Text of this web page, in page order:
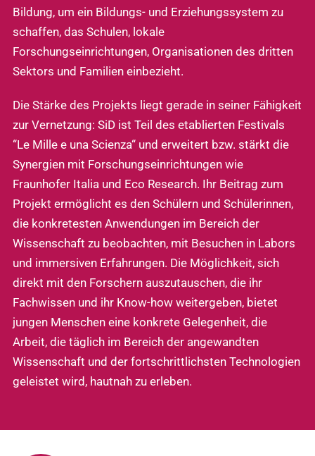
Bildung, um ein Bildungs- und Erziehungssystem zu
schaffen, das Schulen, lokale
Forschungseinrichtungen, Organisationen des dritten
Sektors und Familien einbezieht.
Die Stärke des Projekts liegt gerade in seiner Fähigkeit
zur Vernetzung: SiD ist Teil des etablierten Festivals
“Le Mille e una Scienza“ und erweitert bzw. stärkt die
Synergien mit Forschungseinrichtungen wie
Fraunhofer Italia und Eco Research. Ihr Beitrag zum
Projekt ermöglicht es den Schülern und Schülerinnen,
die konkretesten Anwendungen im Bereich der
Wissenschaft zu beobachten, mit Besuchen in Labors
und immersiven Erfahrungen. Die Möglichkeit, sich
direkt mit den Forschern auszutauschen, die ihr
Fachwissen und ihr Know-how weitergeben, bietet
jungen Menschen eine konkrete Gelegenheit, die
Arbeit, die täglich im Bereich der angewandten
Wissenschaft und der fortschrittlichsten Technologien
geleistet wird, hautnah zu erleben.